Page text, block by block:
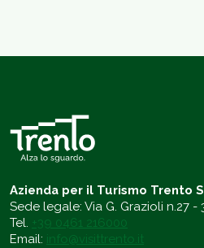
Azienda per il Turismo Trento
Sede legale: Via G. Grazioli n.27 -
Tel. +39 0461 216000
Email: info@visittrento.it